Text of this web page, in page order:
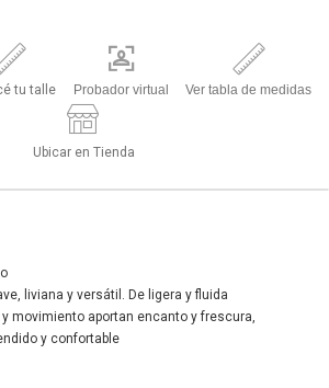
tu talle Probador virtual Ver tabla de medidas
Ubicar en Tienda
liviana y versátil. De ligera y fluida
movimiento aportan encanto y frescura,
y confortable